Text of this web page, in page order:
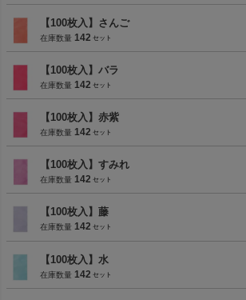
【100枚入】さんご
在庫数量 142
【100枚入】バラ
在庫数量 142
【100枚入】赤紫
在庫数量 142
【100枚入】すみれ
在庫数量 142
【100枚入】藤
在庫数量 142
【100枚入】水
在庫数量 142